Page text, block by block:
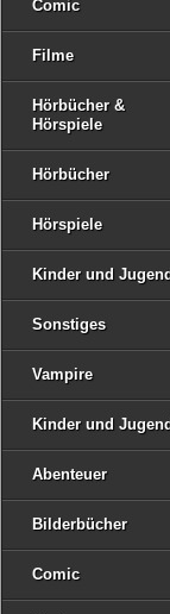
Comic
Filme
Hörbücher &
Hörspiele
Hörbücher
Hörspiele
Kinder und
Sonstiges
Vampire
Kinder und
Abenteuer
Bilderbücher
Comic